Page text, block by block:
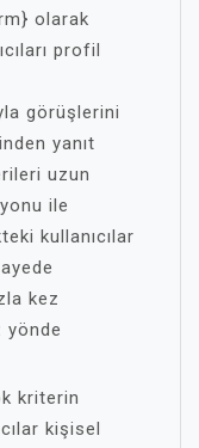
olarak
profil
görüşlerini
yanıt
uzun
ile
kullanıcılar
kez
yönde
kriterin
kişisel